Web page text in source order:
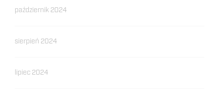
październik 2024
sierpień 2024
lipiec 2024